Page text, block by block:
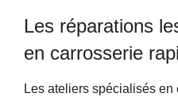
Les réparations
en carrosserie
Les ateliers spécialisés